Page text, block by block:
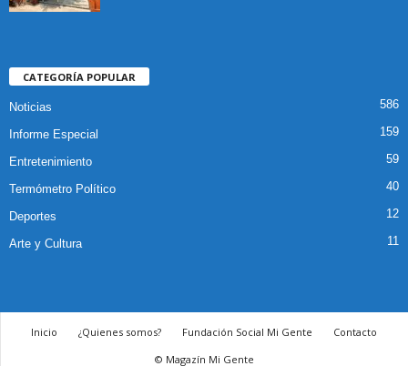
CATEGORÍA POPULAR
Noticias 586
Informe Especial 159
Entretenimiento 59
Termómetro Político 40
Deportes 12
Arte y Cultura 11
Inicio ¿Quienes somos? Fundación Social Mi Gente
Contacto
© Magazín Mi Gente